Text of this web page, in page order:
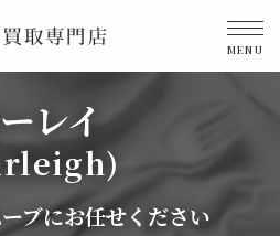
MENU
レイ
ブにお任せください